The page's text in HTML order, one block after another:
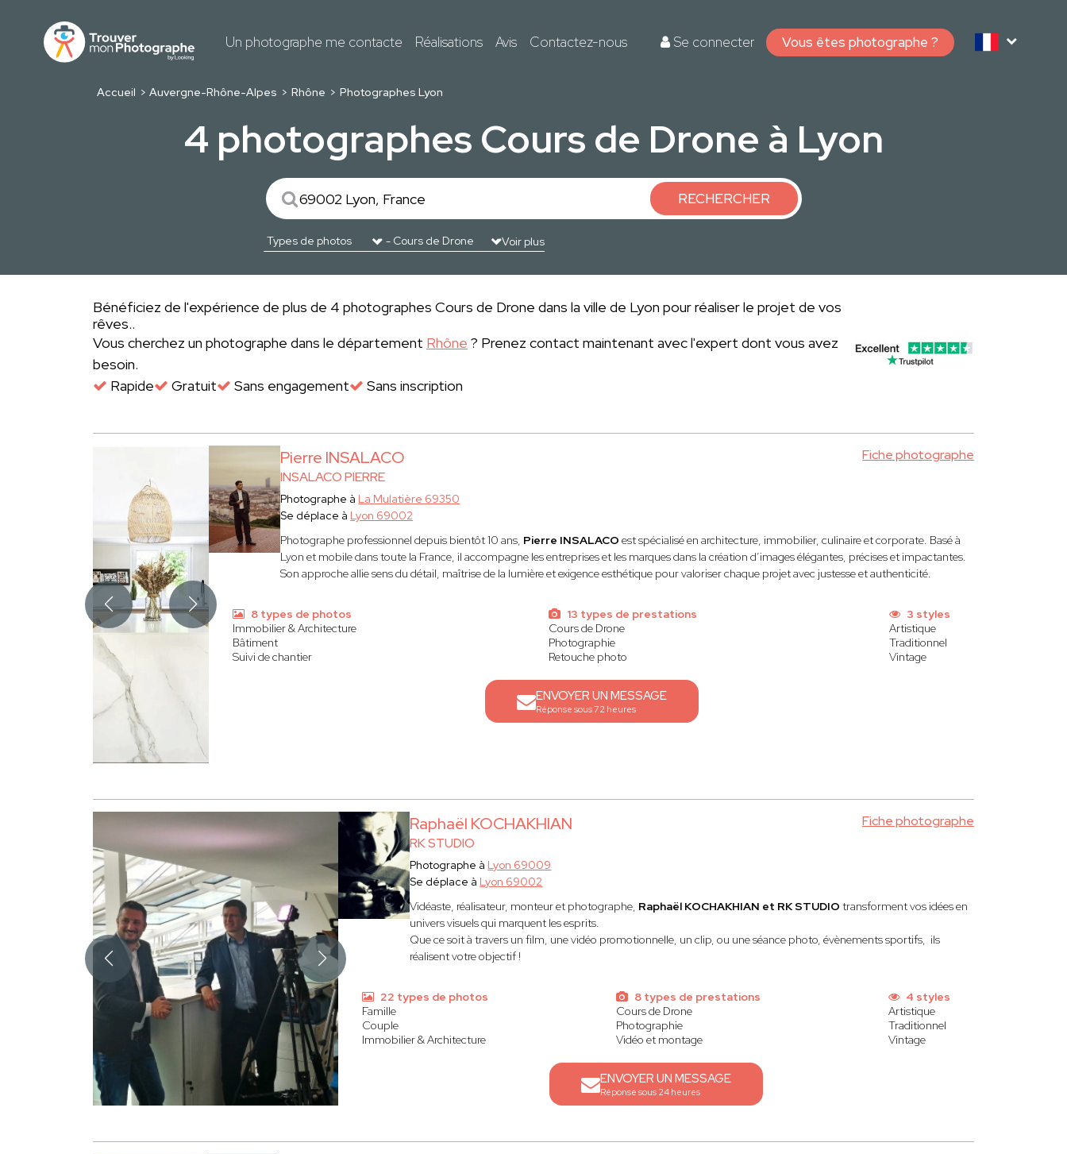
Un photographe me contacte Réalisations Avis Contactez-nous Se connecter Vous êtes photographe ?
Accueil Auvergne-Rhône-Alpes Rhône Photographes Lyon
4 photographes Cours de Drone à Lyon
RECHERCHER
Voir plus
Bénéficiez de l'expérience de plus de 4 photographes Cours de Drone dans la ville de Lyon pour réaliser le projet de vos
rêves..
Vous cherchez un photographe dans le département Rhône ? Prenez contact maintenant avec l'expert dont vous avez
besoin.
Rapide
Gratuit Sans engagement Sans inscription
Pierre INSALACO
INSALACO PIERRE
Fiche photographe
Photographe à La Mulatière 69350
Se déplace à Lyon 69002
Photographe professionnel depuis bientôt 10 ans, Pierre INSALACOest spécialisé en architecture, immobilier, culinaire et corporate. Basé à
Lyon et mobile dans toute la France, il accompagne les entreprises et les marques dans la création d’images élégantes, précises et impactantes.
Son approche allie sens du détail, maîtrise de la lumière et exigence esthétique pour valoriser chaque projet avec justesse et authenticité.
8 types de photos
Immobilier & Architecture
Bâtiment
Suivi de chantier
13 types de prestations
Cours de Drone
Photographie
Retouche photo
3 styles
Artistique
Traditionnel
Vintage
ENVOYER UN MESSAGE
Réponse sous 72 heures
Raphaël KOCHAKHIAN
RK STUDIO
Fiche photographe
Photographe à Lyon 69009
Se déplace à Lyon 69002
Vidéaste, réalisateur, monteur et photographe, Raphaël KOCHAKHIAN et RK STUDIO transforment vos idées en
univers visuels qui marquent les esprits.
Que ce soit à travers un film, une vidéo promotionnelle, un clip, ou une séance photo, évènements sportifs, ils
réalisent votre objectif !
22 types de photos
Famille
Couple
Immobilier & Architecture
8 types de prestations
Cours de Drone
Photographie
Vidéo et montage
4 styles
Artistique
Traditionnel
Vintage
ENVOYER UN MESSAGE
Réponse sous 24 heures